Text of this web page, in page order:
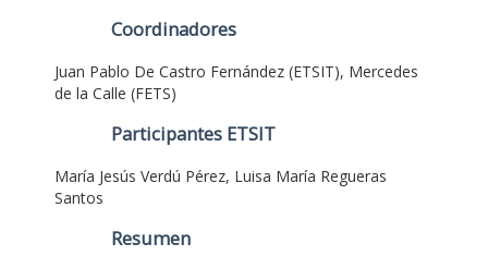
Coordinadores
Juan Pablo De Castro Fernández (ETSIT), Mercedes
de la Calle (FETS)
Participantes ETSIT
María Jesús Verdú Pérez, Luisa María Regueras
Santos
Resumen